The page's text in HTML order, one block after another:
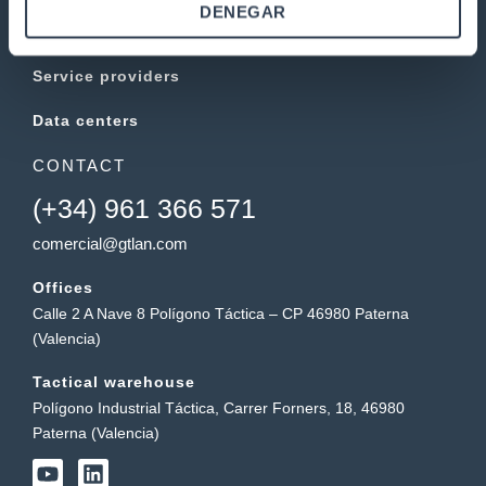
DENEGAR
Electronics
Service providers
Data centers
CONTACT
(+34) 961 366 571
comercial@gtlan.com
Offices
Calle 2 A Nave 8 Polígono Táctica – CP 46980 Paterna
(Valencia)
Tactical warehouse
Polígono Industrial Táctica, Carrer Forners, 18, 46980
Paterna (Valencia)
Y
o
L
i